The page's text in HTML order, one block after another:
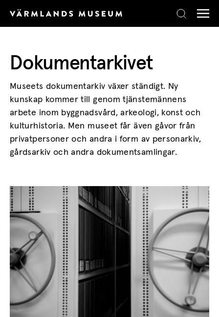
Dokumentarkivet
Museets dokumentarkiv växer ständigt. Ny
kunskap kommer till genom tjänstemännens
arbete inom byggnadsvård, arkeologi, konst och
kulturhistoria. Men museet får även gåvor från
privatpersoner och andra i form av personarkiv,
gårdsarkiv och andra dokumentsamlingar.